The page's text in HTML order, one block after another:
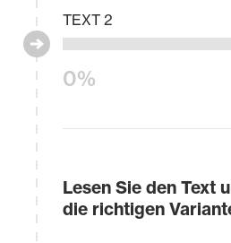
0%
TEXT 2
Lesen Sie den Text
die richtigen